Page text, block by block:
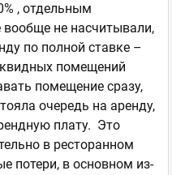
, отдельным
не насчитывали,
по полной ставке –
помещений
помещение сразу,
очередь на аренду,
плату. Это
в ресторанном
потери, в основном из-